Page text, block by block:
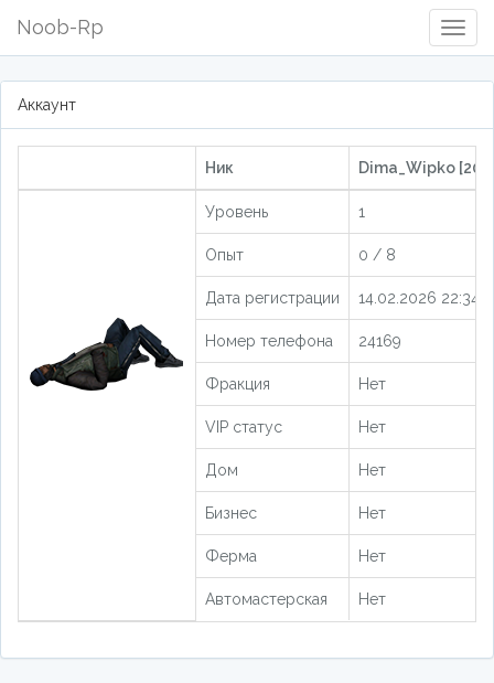
Noob-Rp
Аккаунт
Ник Dima_Wipko
Уровень 1
Опыт 0 / 8
Дата регистрации 14.02.2026
Номер телефона 24169
Фракция Нет
VIP статус Нет
Дом Нет
Бизнес Нет
Ферма Нет
Автомастерская Нет